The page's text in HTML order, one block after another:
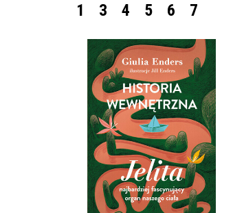
1
3 4 5 6 7
HISTORIA
WEWNĘTRZNA. JELITA –
NAJBARDZIEJ
FASCYNUJĄCY ORGAN
NASZEGO CIAŁA
GIULIA ENDERS
OPRAWA MIĘKKA
49,99 ZŁ